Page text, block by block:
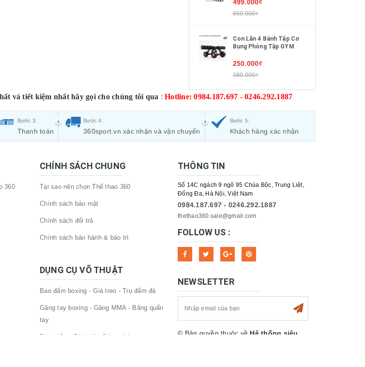
499.000₫
650.000₫
Con Lăn 4 Bánh Tập Cơ
Bụng Phòng Tập GYM
250.000₫
380.000₫
và tiết kiệm nhất hãy gọi cho chúng tôi qua : Hotline: 0984.187.697 - 0246.292.1887
Bước 3:
Thanh toán
Bước 4:
360sport.vn xác nhận và vận chuyển
Bước 5:
Khách hàng xác nhận
360
CHÍNH SÁCH CHUNG
Tại sao nên chọn Thể thao 360
Chính sách bảo mật
Chính sách đổi trả
Chính sách bảo hành & bảo trì
DỤNG CỤ VÕ THUẬT
Bao đấm boxing - Giá treo - Trụ đấm đá
Găng tay boxing - Găng MMA - Băng quấn
tay
Đích đấm - Đích đá - Bóng phản xạ
THÔNG TIN
Số 14C ngách 9 ngõ 95 Chùa Bộc, Trung Liệt,
Đống Đa, Hà Nội, Việt Nam
0984.187.697 - 0246.292.1887
thethao360.sale@gmail.com
FOLLOW US :
NEWSLETTER
© Bản quyền thuộc về Hệ thống siêu